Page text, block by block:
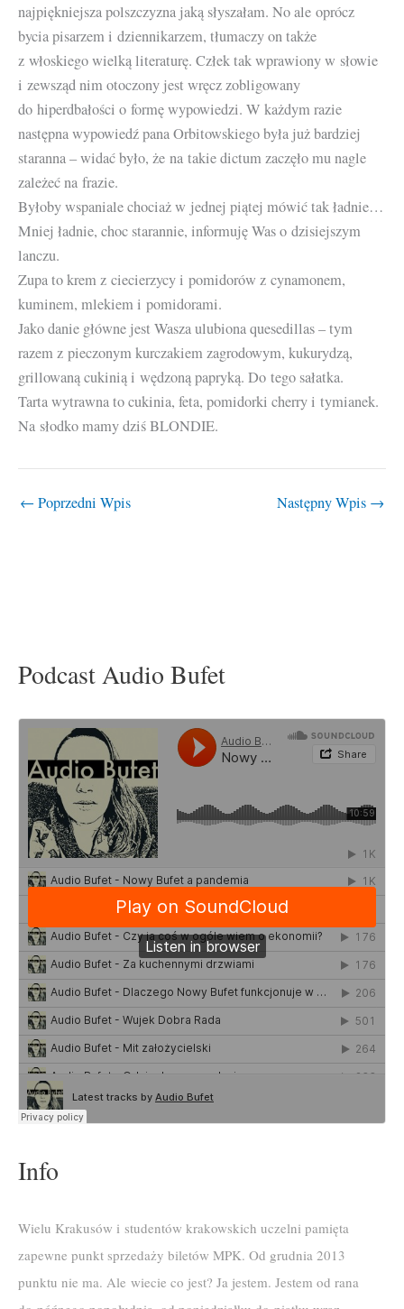
najpiękniejsza polszczyzna jaką słyszałam. No ale oprócz
bycia pisarzem i dziennikarzem, tłumaczy on także
z włoskiego wielką literaturę. Człek tak wprawiony w słowie
i zewsząd nim otoczony jest wręcz zobligowany
do hiperdbałości o formę wypowiedzi. W każdym razie
następna wypowiedź pana Orbitowskiego była już bardziej
staranna – widać było, że na takie dictum zaczęło mu nagle
zależeć na frazie.
Byłoby wspaniale chociaż w jednej piątej mówić tak ładnie…
Mniej ładnie, choc starannie, informuję Was o dzisiejszym
lanczu.
Zupa to krem z ciecierzycy i pomidorów z cynamonem,
kuminem, mlekiem i pomidorami.
Jako danie główne jest Wasza ulubiona quesedillas – tym
razem z pieczonym kurczakiem zagrodowym, kukurydzą,
grillowaną cukinią i wędzoną papryką. Do tego sałatka.
Tarta wytrawna to cukinia, feta, pomidorki cherry i tymianek.
Na słodko mamy dziś BLONDIE.
← Poprzedni Wpis Następny Wpis →
Podcast Audio Bufet
Info
Wielu Krakusów i studentów krakowskich uczelni pamięta
zapewne punkt sprzedaży biletów MPK. Od grudnia 2013
punktu nie ma. Ale wiecie co jest? Ja jestem. Jestem od rana